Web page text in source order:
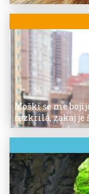
Moški se me
razkrila, zakaj je